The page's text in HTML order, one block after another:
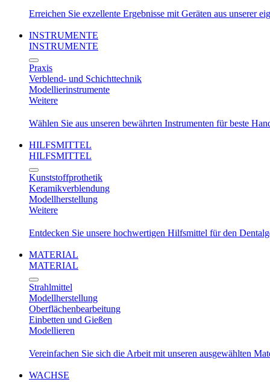
Erreichen Sie exzellente Ergebnisse mit Geräten aus unserer
INSTRUMENTE
INSTRUMENTE
Praxis
Verblend- und Schichttechnik
Modellierinstrumente
Weitere
Wählen Sie aus unseren bewährten Instrumenten für beste
HILFSMITTEL
HILFSMITTEL
Kunststoffprothetik
Keramikverblendung
Modellherstellung
Weitere
Entdecken Sie unsere hochwertigen Hilfsmittel für den
MATERIAL
MATERIAL
Strahlmittel
Modellherstellung
Oberflächenbearbeitung
Einbetten und Gießen
Modellieren
Vereinfachen Sie sich die Arbeit mit unseren ausgewählten
WACHSE